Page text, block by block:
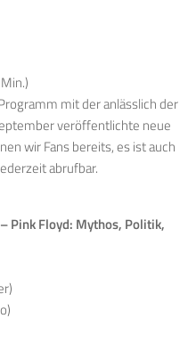
mit der anlässlich der
veröffentlichte neue
wir Fans bereits, es ist auch
abrufbar.
Pink Floyd: Mythos, Politik,